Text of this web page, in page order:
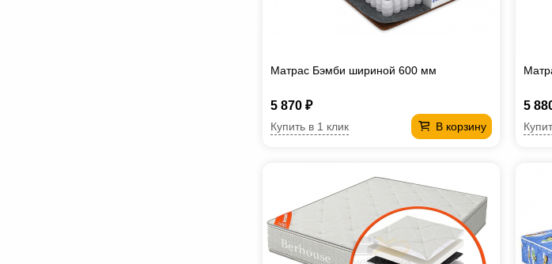
Матрас Бэмби шириной 600 мм
5 870 ₽
В корзину
Купить в 1 клик
5